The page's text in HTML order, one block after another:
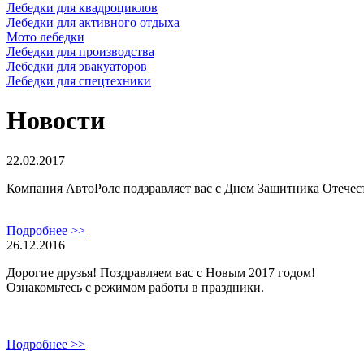
Лебедки для квадроциклов
Лебедки для активного отдыха
Мото лебедки
Лебедки для производства
Лебедки для эвакуаторов
Лебедки для спецтехники
Новости
22.02.2017
Компания АвтоРолс подзравляет вас с Днем Защитника
Подробнее >>
26.12.2016
Дорогие друзья! Поздравляем вас с Новым 2017 годом!
Ознакомьтесь с режимом работы в праздники.
Подробнее >>